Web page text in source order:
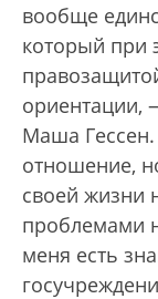
вообще
который при
ориентации,
Маша
отношение,
своей жизни
проблемами
меня есть